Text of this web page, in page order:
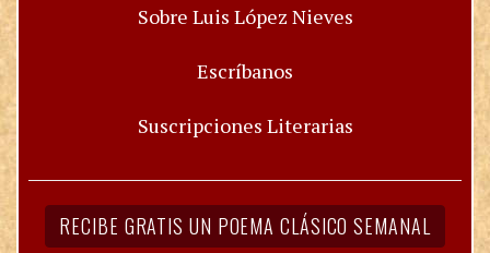
Sobre Luis López Nieves
Escríbanos
Suscripciones Literarias
RECIBE GRATIS UN POEMA CLÁSICO SEMANAL